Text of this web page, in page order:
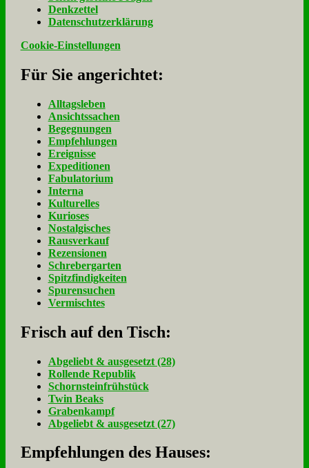
Denk­zet­tel
Da­ten­schutz­er­klä­rung
Cookie-Einstellungen
Für Sie an­ge­rich­tet:
Alltagsleben
Ansichtssachen
Begegnungen
Empfehlungen
Ereignisse
Expeditionen
Fabulatorium
Interna
Kulturelles
Kurioses
Nostalgisches
Rausverkauf
Rezensionen
Schrebergarten
Spitzfindigkeiten
Spurensuchen
Vermischtes
Frisch auf den Tisch:
Ab­ge­liebt & aus­ge­setzt (28)
Rol­len­de Re­pu­blik
Schorn­stein­früh­stück
Twin Beaks
Gra­ben­kampf
Ab­ge­liebt & aus­ge­setzt (27)
Empfehlungen des Hauses: